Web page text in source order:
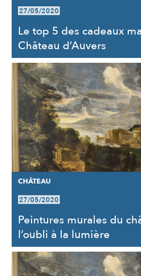
27/05/2020
Le top 5 des cadeaux
Château d’Auvers
CHÂTEAU
27/05/2020
Peintures murales du
l’oubli à la lumière